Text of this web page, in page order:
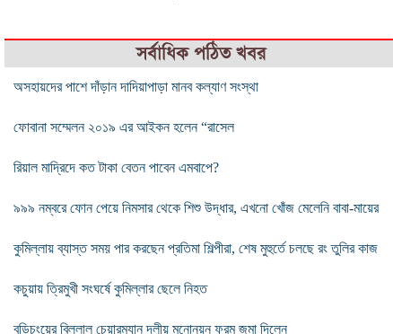
সর্বাধিক পঠিত খবর
অসহায়দের পাশে দাঁড়ান দাদিয়াপাড়া মানব কল্যাণ সংস্থা
ফোবানা সম্মেলন ২০১৯ এর আইকন হলেন “রাসেল
রিয়াল মাদ্রিদে কত টাকা বেতন পাবেন এমবাপে?
৯৯৯ নম্বরে ফোন পেয়ে নিমসার থেকে শিশু উদ্ধার, এখনো খোঁজ মেলেনি বাবা-মায়ের
কুমিল্লায় ব্যাস্ত সময় পার করছেন প্রতিমা শিল্পীরা, শেষ মুহুর্তে চলছে রং তুলির কাজ
কচুয়ায় ত্রিমুখী সংঘর্ষে কুমিল্লার ছেলে নিহত
বুড়িচংয়ের বিল্লাল চেয়ারম্যান দলীয় মনোনয়ন ফরম জমা দিলেন